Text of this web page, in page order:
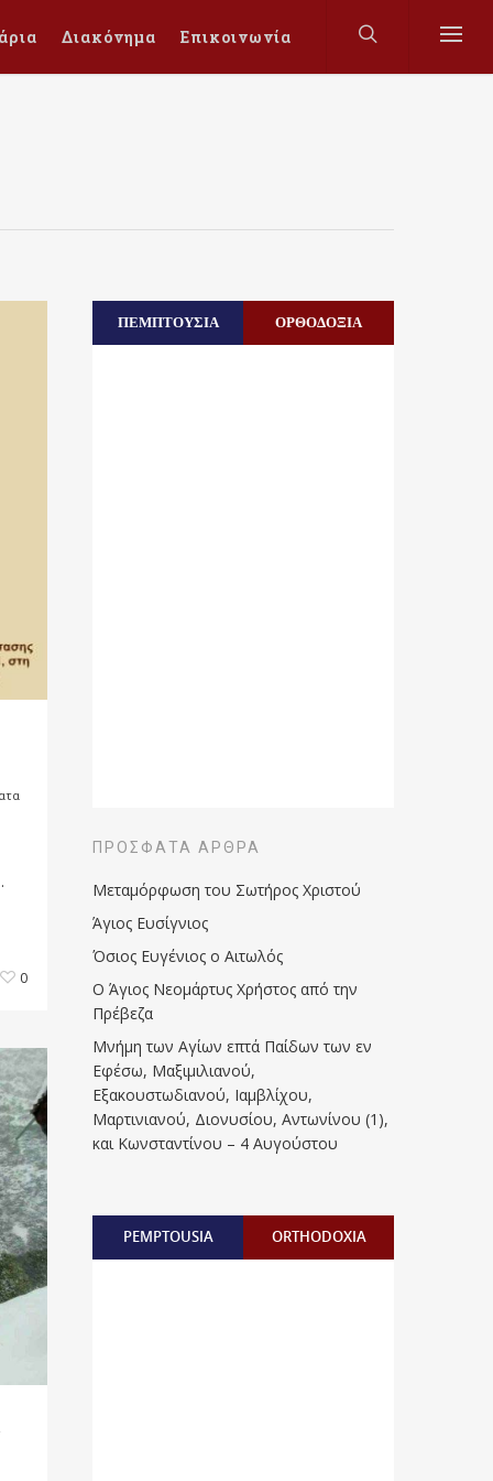
Διακόνημα Επικοινωνία
0
ΠΕΜΠΤΟΥΣΙΑ ΟΡΘΟΔΟΞΙΑ
ΠΡΌΣΦΑΤΑ ΆΡΘΡΑ
Μεταμόρφωση του Σωτήρος Χριστού
Άγιος Ευσίγνιος
Όσιος Ευγένιος ο Αιτωλός
Ο Άγιος Νεομάρτυς Χρήστος από την
Πρέβεζα
Μνήμη των Aγίων επτά Παίδων των εν
Eφέσω, Mαξιμιλιανού,
Eξακουστωδιανού, Iαμβλίχου,
Mαρτινιανού, Διονυσίου, Aντωνίνου (1),
και Kωνσταντίνου – 4 Αυγούστου
PEMPTOUSIA ORTHODOXIA